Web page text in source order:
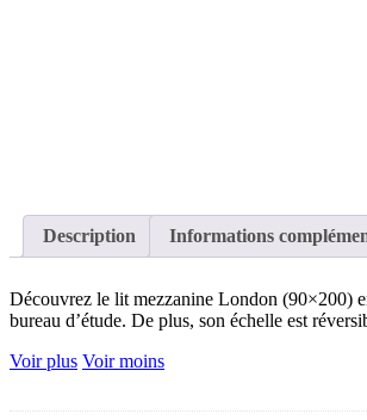
Description Informations
Découvrez le lit mezzanine London (90×200)
bureau d’étude. De plus, son échelle est
Voir plus Voir moins